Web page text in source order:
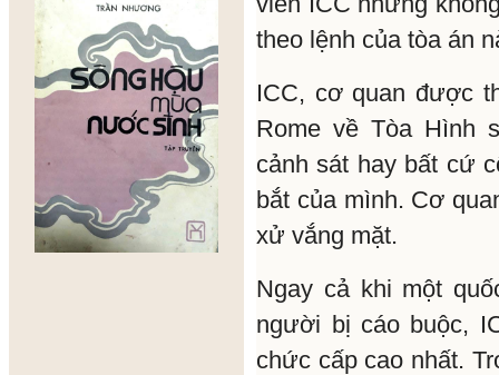
theo lệnh của tòa án
ICC, cơ quan được
Rome về Tòa Hình
cảnh sát hay bất cứ
bắt của mình. Cơ
xử vắng mặt.
Ngay cả khi một
người bị cáo buộc,
chức cấp cao nhất.